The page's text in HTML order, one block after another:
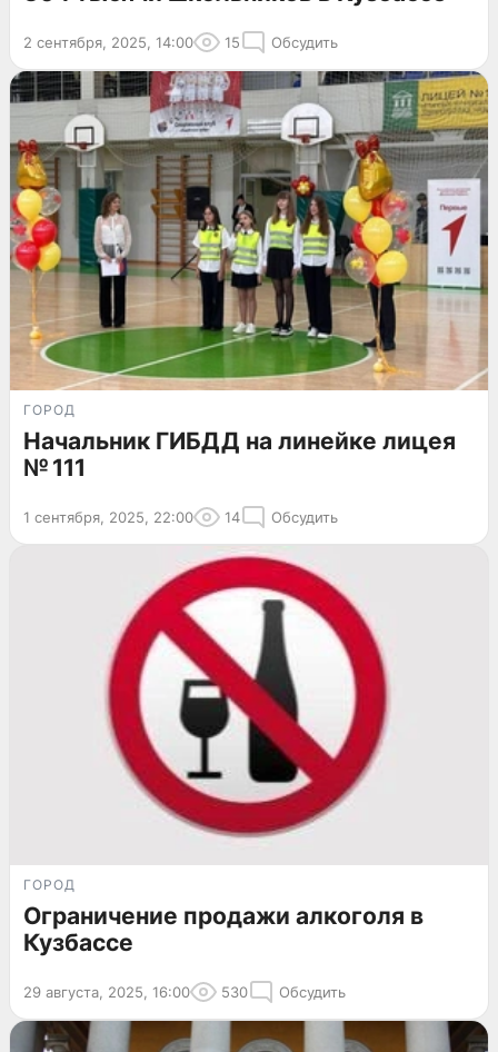
2 сентября, 2025, 14:00 15 Обсудить
ГОРОД
Начальник ГИБДД на линейке лицея
№ 111
1 сентября, 2025, 22:00 14 Обсудить
ГОРОД
Ограничение продажи алкоголя в
Кузбассе
29 августа, 2025, 16:00 530 Обсудить